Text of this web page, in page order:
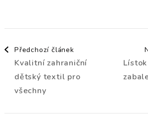
Navigace
příspěvku
Předchozí článek
Kvalitní zahraniční
dětský textil pro
všechny